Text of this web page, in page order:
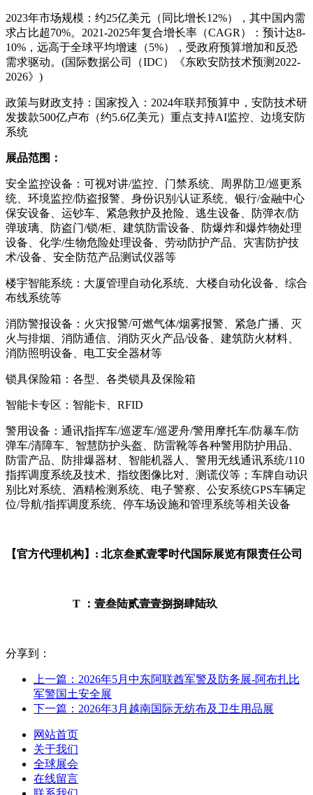
2023年市场规模：约25亿美元（同比增长12%），其中国内需
求占比超70%。2021-2025年复合增长率（CAGR）：预计达8-
10%，远高于全球平均增速（5%），受政府预算增加和反恐
需求驱动。(国际数据公司（IDC）《东欧安防技术预测2022-
2026》)
政策与财政支持：国家投入：2024年联邦预算中，安防技术研
发拨款500亿卢布（约5.6亿美元）重点支持AI监控、边境安防
系统
展品范围：
安全监控设备：可视对讲/监控、门禁系统、周界防卫/巡更系
统、环境监控/防盗报警、身份识别/认证系统、银行/金融中心
保安设备、运钞车、紧急救护及抢险、逃生设备、防弹衣/防
弹玻璃、防盗门/锁/柜、建筑防雷设备、防爆炸和爆炸物处理
设备、化学/生物危险处理设备、劳动防护产品、灾害防护技
术/设备、安全防范产品测试仪器等
楼宇智能系统：大厦管理自动化系统、大楼自动化设备、综合
布线系统等
消防警报设备：火灾报警/可燃气体/烟雾报警、紧急广播、灭
火与排烟、消防通信、消防灭火产品/设备、建筑防火材料、
消防照明设备、电工安全器材等
锁具保险箱：各型、各类锁具及保险箱
智能卡专区：智能卡、RFID
警用设备：通讯指挥车/巡逻车/巡逻舟/警用摩托车/防暴车/防
弹车/清障车、智慧防护头盔、防雷靴等各种警用防护用品、
防雷产品、防排爆器材、智能机器人、警用无线通讯系统/110
指挥调度系统及技术、指纹图像比对、测谎仪等；车牌自动识
别比对系统、酒精检测系统、电子警察、公安系统GPS车辆定
位/导航/指挥调度系统、停车场设施和管理系统等相关设备
【官方代理机构】: 北京叁贰壹零时代国际展览有限责任公司
T ：壹叁陆贰壹壹捌捌肆陆玖
分享到：
上一篇：2026年5月中东阿联酋军警及防务展-阿布扎比
军警国土安全展
下一篇：2026年3月越南国际无纺布及卫生用品展
网站首页
关于我们
全球展会
在线留言